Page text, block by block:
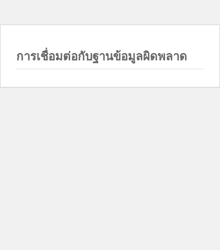
การเชื่อมต่อกับฐานข้อมูลผิดพลาด